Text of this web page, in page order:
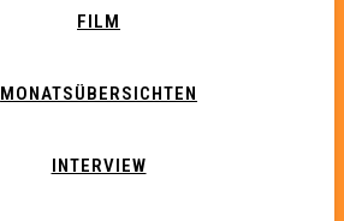
FILM
MONATSÜBERSICHTEN
INTERVIEW